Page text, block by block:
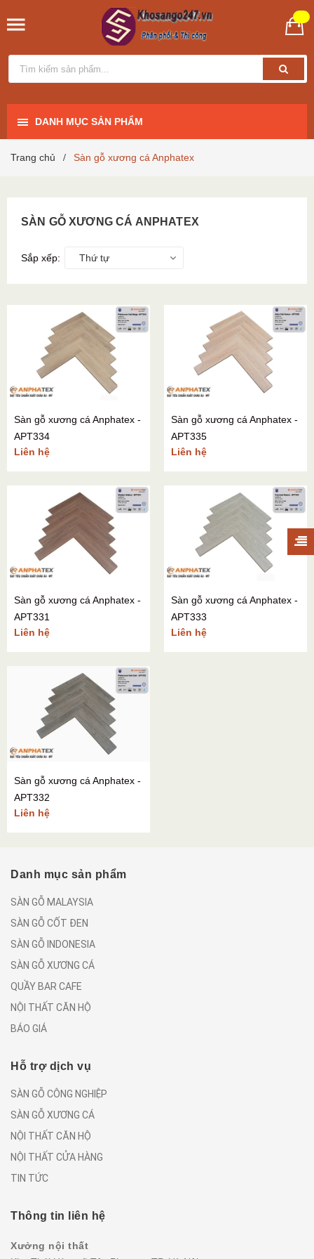
DANH MỤC SẢN PHẨM
Trang chủ / Sàn gỗ xương cá Anphatex
SÀN GỖ XƯƠNG CÁ ANPHATEX
Sắp xếp: Thứ tự
Sàn gỗ xương cá Anphatex -
APT334
Liên hệ
Sàn gỗ xương cá Anphatex -
APT335
Liên hệ
Sàn gỗ xương cá Anphatex -
APT331
Liên hệ
Sàn gỗ xương cá Anphatex -
APT333
Liên hệ
Sàn gỗ xương cá Anphatex -
APT332
Liên hệ
Danh mục sản phẩm
SÀN GỖ MALAYSIA
SÀN GỖ CỐT ĐEN
SÀN GỖ INDONESIA
SÀN GỖ XƯƠNG CÁ
QUẦY BAR CAFE
NỘI THẤT CĂN HỘ
BÁO GIÁ
Hỗ trợ dịch vụ
SÀN GỖ CÔNG NGHIỆP
SÀN GỖ XƯƠNG CÁ
NỘI THẤT CĂN HỘ
NỘI THẤT CỬA HÀNG
TIN TỨC
Thông tin liên hệ
Xưởng nội thất